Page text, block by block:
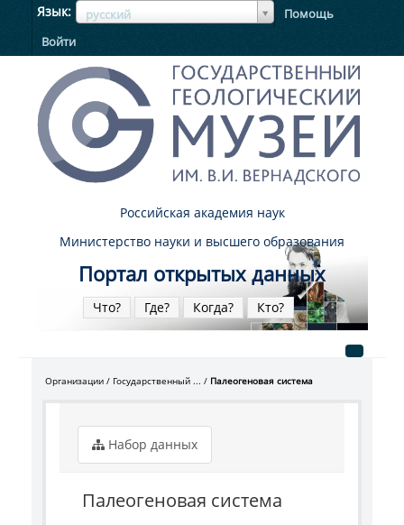
Язык русский
ЯзыкЯзык
Помощь
Войти
Российская академия наук
Министерство науки и высшего образования
Портал открытых данных
Что? Где? Когда? Кто?
Организации Государственный ... Палеогеновая система
Набор данных
Палеогеновая система